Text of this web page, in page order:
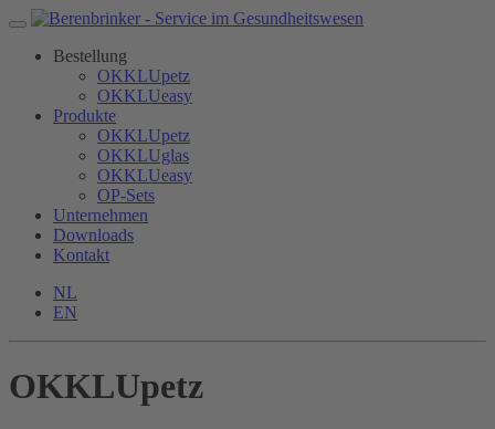
Bestellung
OKKLUpetz
OKKLUeasy
Produkte
OKKLUpetz
OKKLUglas
OKKLUeasy
OP-Sets
Unternehmen
Downloads
Kontakt
NL
EN
OKKLUpetz